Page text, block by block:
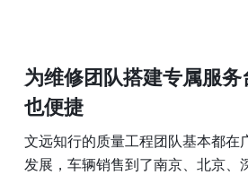
为维修团队搭建专属服务
也便捷
文远知行的质量工程团队基本都在
发展，车辆销售到了南京、北京、